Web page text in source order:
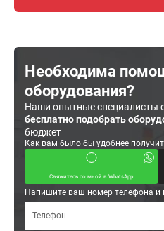
Необходима
оборудования?
Наши опытные специалисты
бесплатно подобрать
бюджет
Как вам было бы удобнее
Свяжитесь со мной в WhatsApp
Напишите ваш номер телефона